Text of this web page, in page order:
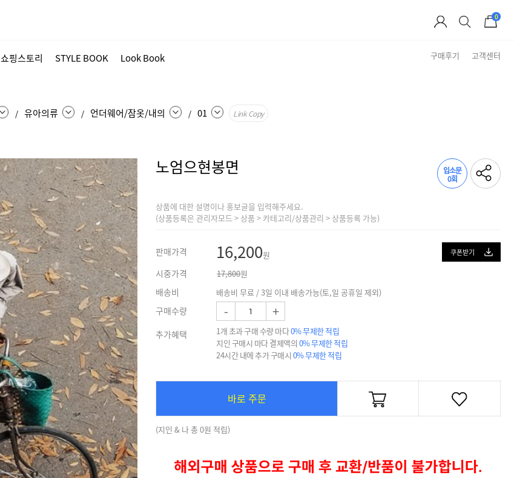
0
쇼핑스토리 STYLE BOOK Look Book 구매후기 고객센터
/ 유아의류 / 언더웨어/잠옷/내의 / 01 Link Copy
노엄으현봉면 입소문
0회
상품에 대한 설명이나 홍보글을 입력해주세요.
(상품등록은 관리자모드 > 상품 > 카테고리/상품관리 > 상품등록 가능)
쿠폰받기
판매가격 16,200원
시중가격 17,800원
배송비 배송비 무료 / 3일 이내 배송가능(토,일 공휴일 제외)
구매수량 - +
추가혜택 1개 초과 구매 수량 마다0% 무제한 적립
지인 구매시 마다 결제액의 0% 무제한 적립
24시간 내에 추가 구매시0% 무제한 적립
바로 주문
(지인 & 나 총 0원 적립)